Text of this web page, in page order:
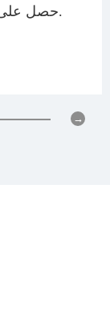
•حصل على تسجيل إدارة الغذاء والدواء الأمريكية.